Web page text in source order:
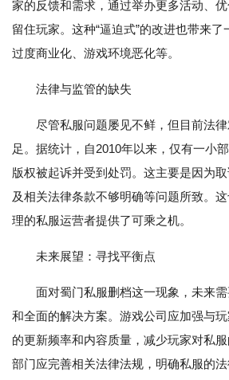
家的反馈和需求，通过举办更多活动、
留住玩家。这种“逼迫式”的改进也带来
过度商业化、游戏环境恶化等。
法律与监管的缺失
尽管私服问题屡见不鲜，但目前法
足。据统计，自2010年以来，仅有一小
版权被起诉并受到处罚。这主要是因为
及相关法律条款不够明确等问题所致。
理的私服运营者提供了可乘之机。
未来展望：寻找平衡点
面对蜀门私服删档这一现象，未来
和全面的解决方案。游戏公司应加强与
的更新频率和内容质量，减少玩家对私
部门应完善相关法律法规，明确私服的法